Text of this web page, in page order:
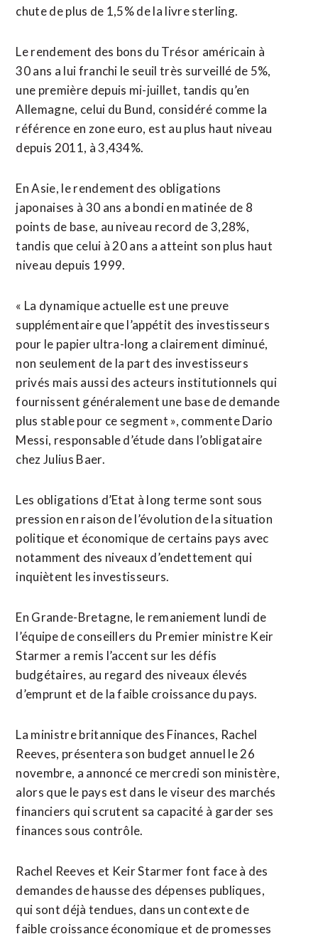
chute de plus de 1,5% de la livre sterling.
Le rendement des bons du Trésor américain à
30 ans a lui franchi le seuil très surveillé de 5%,
une première depuis mi-juillet, tandis qu’en
Allemagne, celui du Bund, considéré comme la
référence en zone euro, est au plus haut niveau
depuis 2011, à 3,434%.
En Asie, le rendement des obligations
japonaises à 30 ans a bondi en matinée de 8
points de base, au niveau record de 3,28%,
tandis que celui à 20 ans a atteint son plus haut
niveau depuis 1999.
« La dynamique actuelle est une preuve
supplémentaire que l’appétit des investisseurs
pour le papier ultra-long a clairement diminué,
non seulement de la part des investisseurs
privés mais aussi des acteurs institutionnels qui
fournissent généralement une base de demande
plus stable pour ce segment », commente Dario
Messi, responsable d’étude dans l’obligataire
chez Julius Baer.
Les obligations d’Etat à long terme sont sous
pression en raison de l’évolution de la situation
politique et économique de certains pays avec
notamment des niveaux d’endettement qui
inquiètent les investisseurs.
En Grande-Bretagne, le remaniement lundi de
l’équipe de conseillers du Premier ministre Keir
Starmer a remis l’accent sur les défis
budgétaires, au regard des niveaux élevés
d’emprunt et de la faible croissance du pays.
La ministre britannique des Finances, Rachel
Reeves, présentera son budget annuel le 26
novembre, a annoncé ce mercredi son ministère,
alors que le pays est dans le viseur des marchés
financiers qui scrutent sa capacité à garder ses
finances sous contrôle.
Rachel Reeves et Keir Starmer font face à des
demandes de hausse des dépenses publiques,
qui sont déjà tendues, dans un contexte de
faible croissance économique et de promesses